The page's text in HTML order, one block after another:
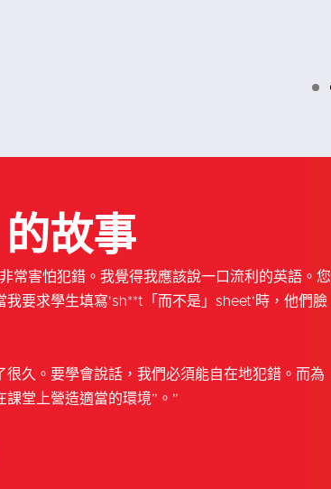
故事
常害怕犯錯。我覺得我應該說一口流利的英語。您
我要求學生填寫'sh**t「而不是」sheet'時，他們臉
很久。要學會說話，我們必須能自在地犯錯。而為
課堂上營造適當的環境”。”